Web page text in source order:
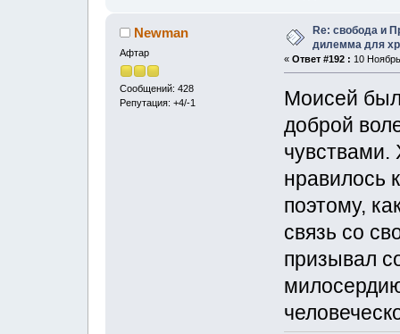
Newman
Афтар
Сообщений: 428
Репутация: +4/-1
Re: свобода и
дилемма для
« Ответ #192 : 10
Моисей
доброй
нравилось
поэтому,
связь со
призывал